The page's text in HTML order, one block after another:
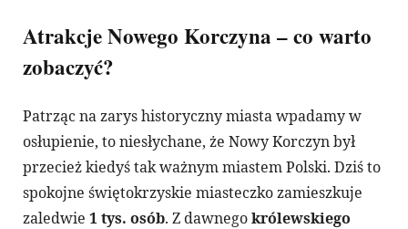
Atrakcje Nowego Korczyna – co warto
zobaczyć?
Patrząc na zarys historyczny miasta wpadamy w
osłupienie, to niesłychane, że Nowy Korczyn był
przecież kiedyś tak ważnym miastem Polski. Dziś to
spokojne świętokrzyskie miasteczko zamieszkuje
zaledwie 1 tys. osób. Z dawnegokrólewskiego